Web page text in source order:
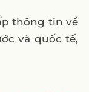
thông tin về
và quốc tế,